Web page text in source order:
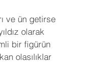
ve ün getirse
olarak
bir figürün
olasılıklar